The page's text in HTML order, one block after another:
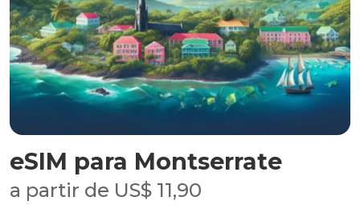
eSIM para Montserrate
a partir de US$ 11,90